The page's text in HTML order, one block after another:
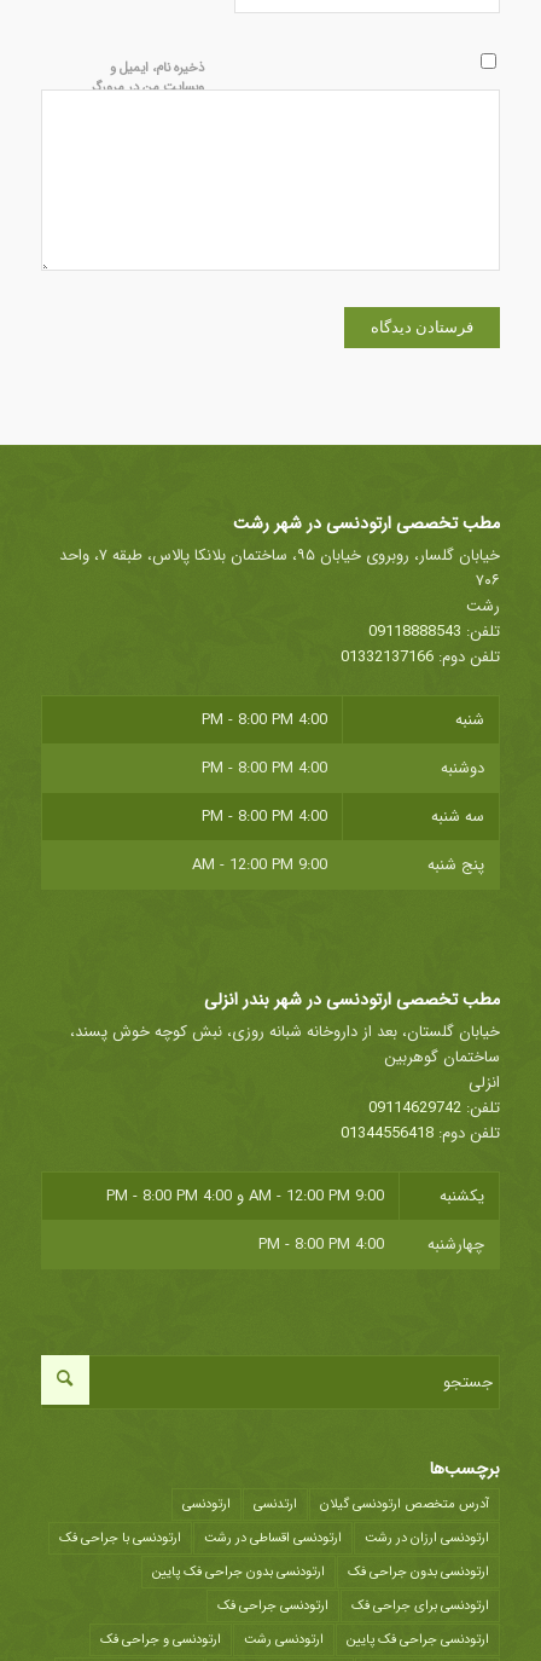
ذخیره نام، ایمیل و
وبسایت من در مرورگر
مطب تخصصی ارتودنسی در شهر رشت
خیابان گلسار، روبروی خیابان ۹۵، ساختمان بلانکا پالاس، طبقه ۷، واحد
۷۰۶
رشت
تلفن: 09118888543
تلفن دوم: 01332137166
شنبه
4:00 PM - 8:00 PM
دوشنبه
4:00 PM - 8:00 PM
سه شنبه
4:00 PM - 8:00 PM
پنج شنبه
9:00 AM - 12:00 PM
مطب تخصصی ارتودنسی در شهر بندر انزلی
خیابان گلستان، بعد از داروخانه شبانه روزی، نبش کوچه خوش پسند،
ساختمان گوهربین
انزلی
تلفن: 09114629742
تلفن دوم: 01344556418
یکشنبه 9:00 AM - 12:00 PM و 4:00 PM - 8:00 PM
چهارشنبه
4:00 PM - 8:00 PM
برچسب‌ها
آدرس متخصص ارتودنسی گیلان ارتدنسی
ارتودنسی
ارتودنسی ارزان در رشت
ارتودنسی اقساطی در رشت
ارتودنسی با جراحی فک
ارتودنسی بدون جراحی فک
ارتودنسی بدون جراحی فک پایین
ارتودنسی برای جراحی فک
ارتودنسی جراحی فک
ارتودنسی جراحی فک پایین
ارتودنسی رشت
ارتودنسی و جراحی فک